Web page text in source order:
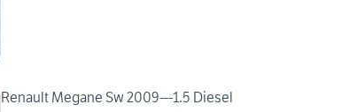
Renault Megane Sw 2009---1.5 Diesel